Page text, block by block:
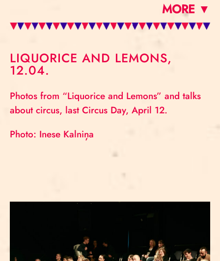
MORE ▼
LIQUORICE AND LEMONS,
12.04.
Photos from “Liquorice and Lemons” and talks
about circus, last Circus Day, April 12.
Photo: Inese Kalniņa